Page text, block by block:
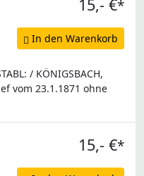
15,- €*
In den Warenkorb
/ KÖNIGSBACH,
vom 23.1.1871 ohne
15,- €*